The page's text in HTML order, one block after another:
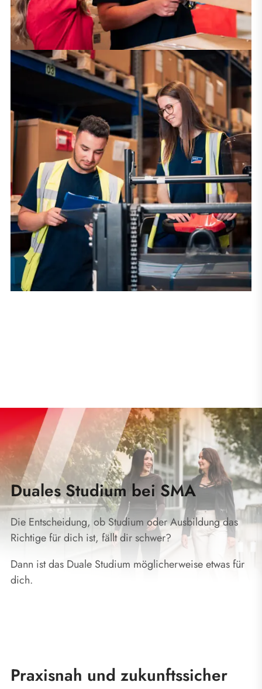
Duales Studium bei SMA
Die Entscheidung, ob Studium oder Ausbildung das
Richtige für dich ist, fällt dir schwer?
Dann ist das Duale Studium möglicherweise etwas für
dich.
Praxisnah und zukunftssicher